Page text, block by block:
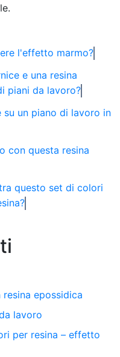
l'effetto marmo?
e una resina
piani da lavoro?
su un piano di lavoro in
con questa resina
questo set di colori
epossidica
lavoro
per resina – effetto